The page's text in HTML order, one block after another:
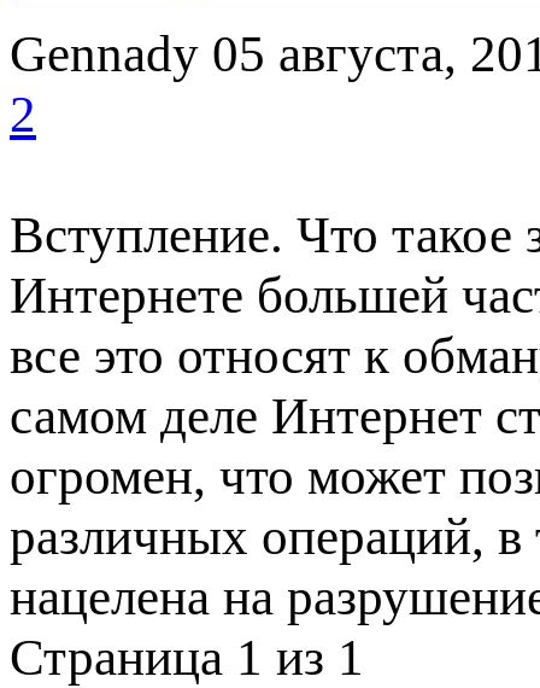
Gennady 05 августа,
2
Вступление. Что такое
Интернете большей
все это относят к
самом деле Интернет
огромен, что может
различных операций, в
нацелена на
Страница 1 из 1